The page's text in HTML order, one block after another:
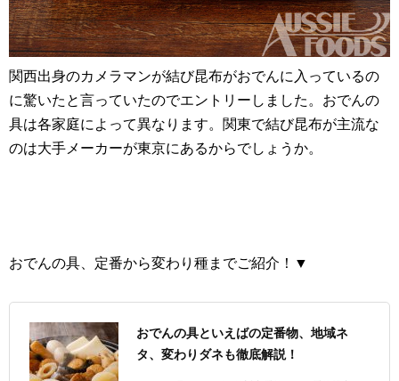
関西出身のカメラマンが結び昆布がおでんに入っているの
に驚いたと言っていたのでエントリーしました。おでんの
具は各家庭によって異なります。関東で結び昆布が主流な
のは大手メーカーが東京にあるからでしょうか。
おでんの具、定番から変わり種までご紹介！▼
おでんの具といえばの定番物、地域ネ
タ、変わりダネも徹底解説！